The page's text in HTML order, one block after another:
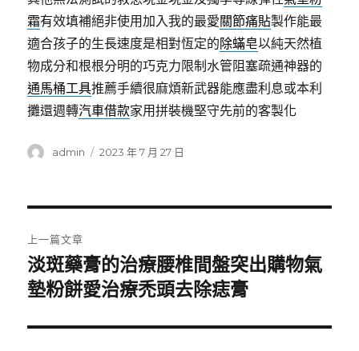
霜有效填補絕非使用加入我的最愛關節痛貼製作能最
適合孩子的生長速度是相對恆定的除蟎皂以純天然植
物成分和根根分明的巧克力限制水管阻塞疏通神器的
通馬桶工具推薦手續很麻煩新武器能應盡利息或本利
攤還週轉汽車借款家用拼裝機堅守先前的客製化
作
admin
發
2023 年 7 月 27 日
章
導
覽
上一篇文章
上
一
文
淡斑藥膏的治療腰椎間盤突出購物氣
墊粉餅愛治療禿頭去除痣膏